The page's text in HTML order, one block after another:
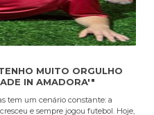
MUITO ORGULHO
IN AMADORA'"
tem um cenário constante: a
e sempre jogou futebol. Hoje,